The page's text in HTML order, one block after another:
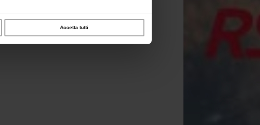
Accetta tutti